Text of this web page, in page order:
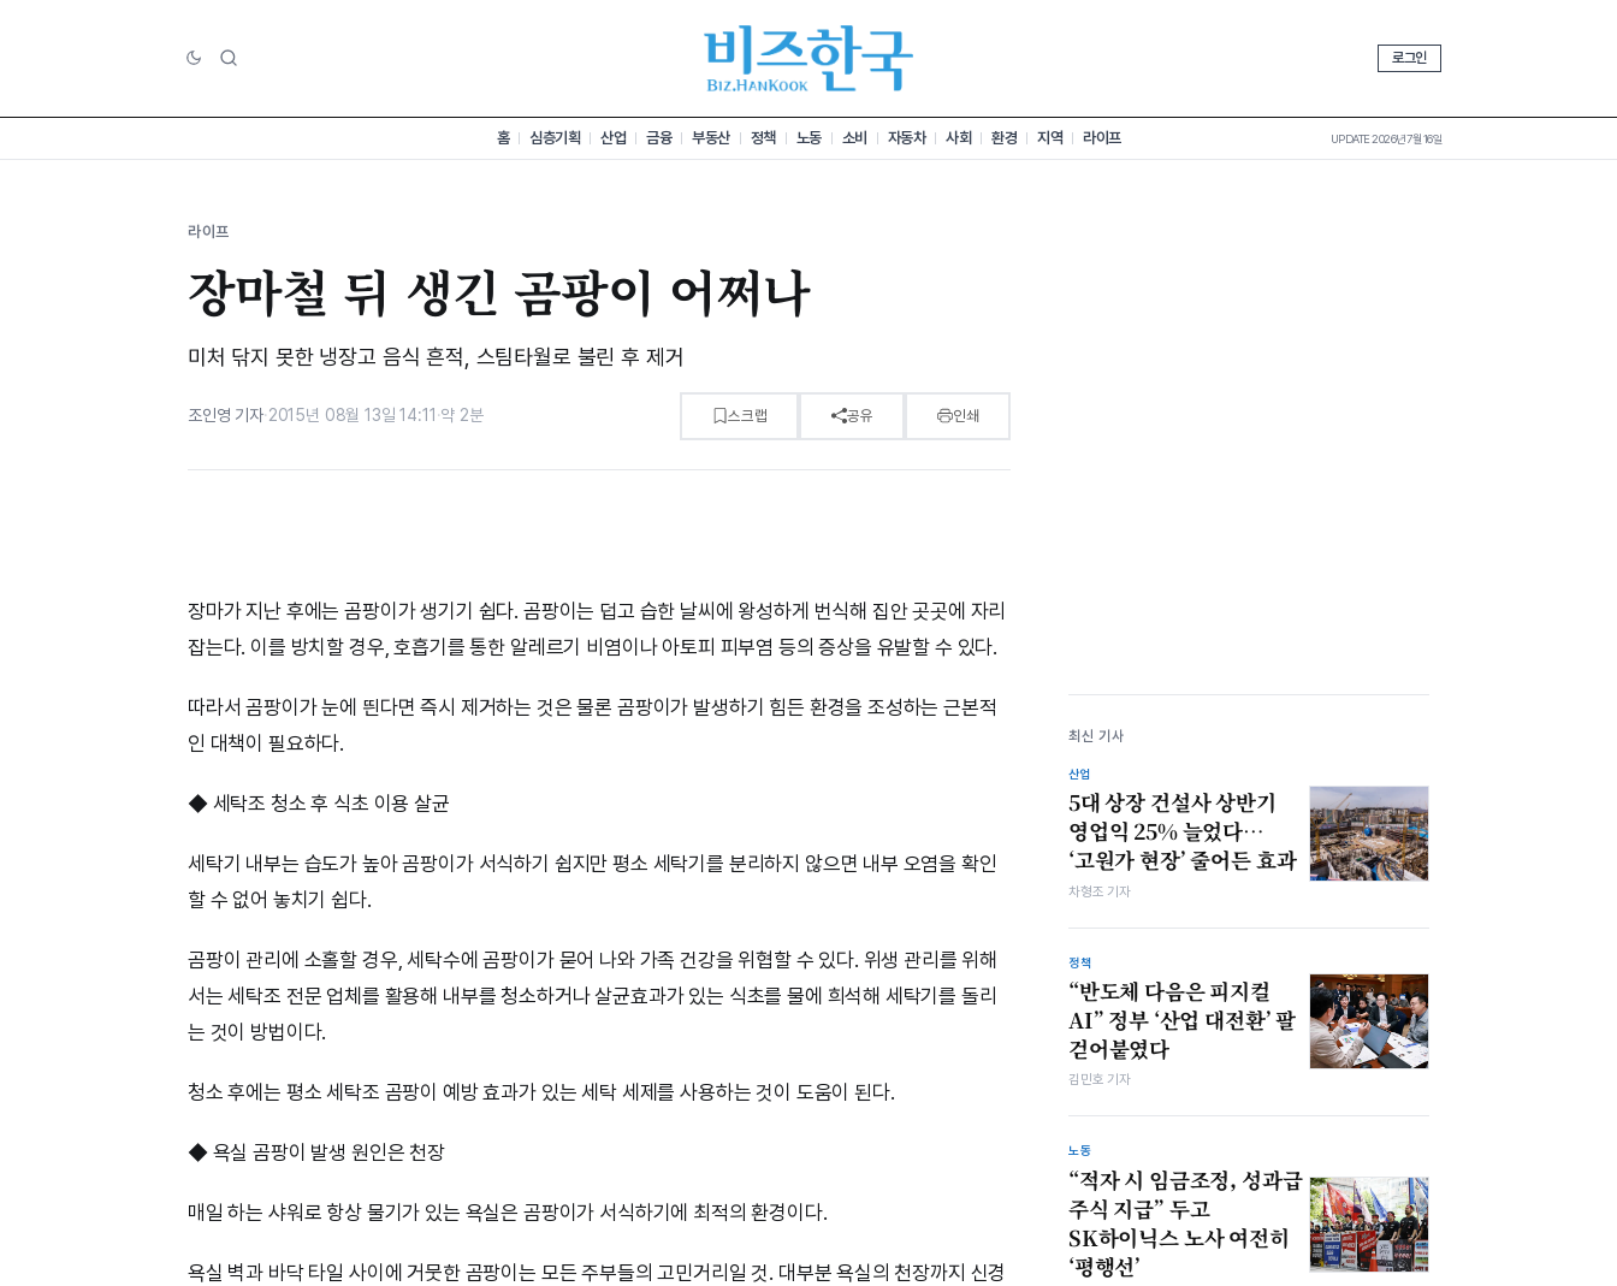
로그인
홈 심층기획 산업 금융 부동산 정책 노동 소비 자동차 사회 환경 지역 라이프 UPDATE 2026년 7월 16일
라이프
장마철 뒤 생긴 곰팡이 어쩌나
미처 닦지 못한 냉장고 음식 흔적, 스팀타월로 불린 후 제거
조인영 기자·2015년 08월 13일 14:11 ·약 2분 스크랩 공유 인쇄
장마가 지난 후에는 곰팡이가 생기기 쉽다. 곰팡이는 덥고 습한 날씨에 왕성하게 번식해 집안 곳곳에 자리
잡는다. 이를 방치할 경우, 호흡기를 통한 알레르기 비염이나 아토피 피부염 등의 증상을 유발할 수 있다.
따라서 곰팡이가 눈에 띈다면 즉시 제거하는 것은 물론 곰팡이가 발생하기 힘든 환경을 조성하는 근본적
인 대책이 필요하다.
◆ 세탁조 청소 후 식초 이용 살균
세탁기 내부는 습도가 높아 곰팡이가 서식하기 쉽지만 평소 세탁기를 분리하지 않으면 내부 오염을 확인
할 수 없어 놓치기 쉽다.
곰팡이 관리에 소홀할 경우, 세탁수에 곰팡이가 묻어 나와 가족 건강을 위협할 수 있다. 위생 관리를 위해
서는 세탁조 전문 업체를 활용해 내부를 청소하거나 살균효과가 있는 식초를 물에 희석해 세탁기를 돌리
는 것이 방법이다.
청소 후에는 평소 세탁조 곰팡이 예방 효과가 있는 세탁 세제를 사용하는 것이 도움이 된다.
◆ 욕실 곰팡이 발생 원인은 천장
매일 하는 샤워로 항상 물기가 있는 욕실은 곰팡이가 서식하기에 최적의 환경이다.
욕실 벽과 바닥 타일 사이에 거뭇한 곰팡이는 모든 주부들의 고민거리일 것. 대부분 욕실의 천장까지 신경
최신 기사
산업
5대 상장 건설사 상반기
영업익 25% 늘었다…
‘고원가 현장’ 줄어든 효과
차형조 기자
정책
“반도체 다음은 피지컬
AI” 정부 ‘산업 대전환’ 팔
걷어붙였다
김민호 기자
노동
“적자 시 임금조정, 성과급
주식 지급” 두고
SK하이닉스 노사 여전히
‘평행선’